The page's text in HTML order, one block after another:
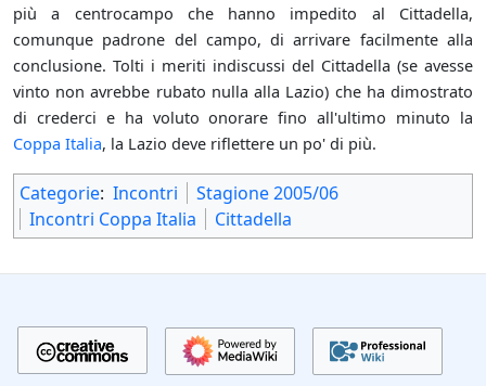
più a centrocampo che hanno impedito al Cittadella,
comunque padrone del campo, di arrivare facilmente alla
conclusione. Tolti i meriti indiscussi del Cittadella (se avesse
vinto non avrebbe rubato nulla alla Lazio) che ha dimostrato
di crederci e ha voluto onorare fino all'ultimo minuto la
Coppa Italia, la Lazio deve riflettere un po' di più.
Categorie: Incontri
Stagione 2005/06
Incontri Coppa Italia
Cittadella